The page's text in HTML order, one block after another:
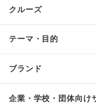
クルーズ
テーマ・目的
ブランド
企業・学校・団体向け